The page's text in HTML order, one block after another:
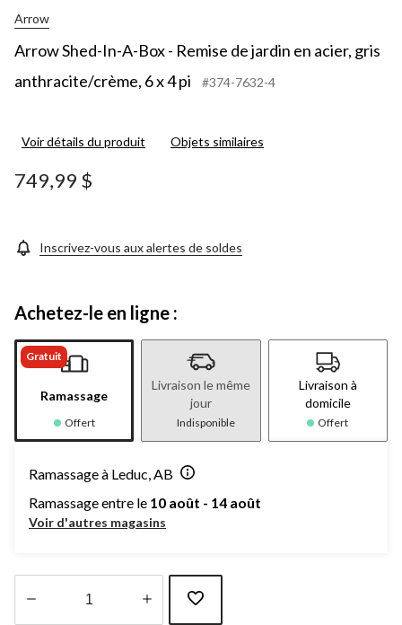
Arrow
Arrow Shed-In-A-Box - Remise de jardin en acier, gris
anthracite/crème, 6 x 4 pi
#374-7632-4
Voir détails du produit Objets similaires
749,99 $
Inscrivez-vous aux alertes de soldes
Achetez-le en ligne :
Gratuit
Ramassage
Offert
Livraison le même
jour
Indisponible
Livraison à
domicile
Offert
Ramassage à Leduc, AB
Ramassage entre le 10 août - 14 août
Voir d'autres magasins